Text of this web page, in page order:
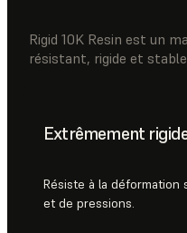
Rigid 10K Resin est un
résistant, rigide et
Extrêmement
Résiste à la
et de pressions.